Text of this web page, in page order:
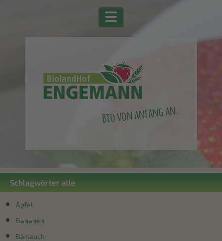
Schlagwörter alle
Äpfel
Bananen
Bärlauch